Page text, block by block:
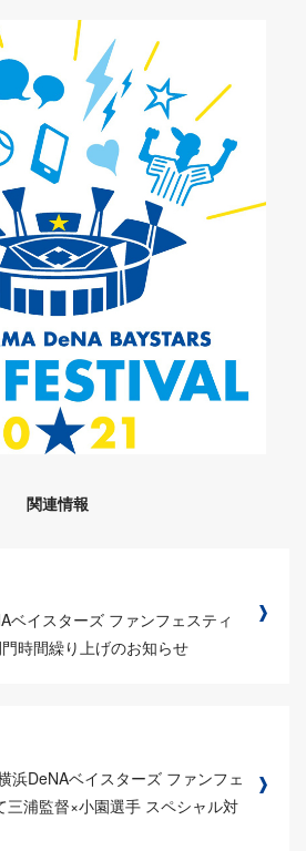
関連情報
ベイスターズ ファンフェスティ
時間繰り上げのお知らせ
浜DeNAベイスターズ ファンフェ
三浦監督×小園選手 スペシャル対